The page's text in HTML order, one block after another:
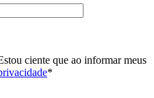
ciente que ao informar meus
*